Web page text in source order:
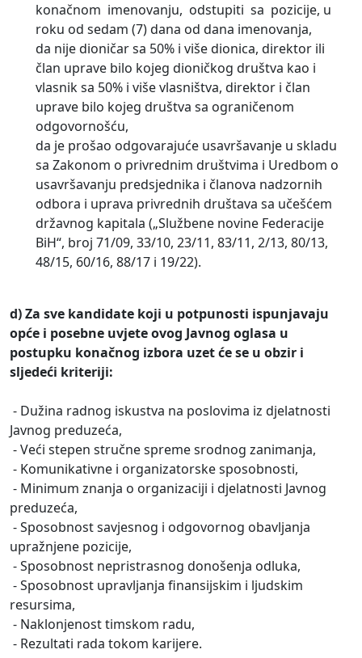
konačnom imenovanju, odstupiti sa pozicije, u
roku od sedam (7) dana od dana imenovanja,
da nije dioničar sa 50% i više dionica, direktor ili
član uprave bilo kojeg dioničkog društva kao i
vlasnik sa 50% i više vlasništva, direktor i član
uprave bilo kojeg društva sa ograničenom
odgovornošću,
da je prošao odgovarajuće usavršavanje u skladu
sa Zakonom o privrednim društvima i Uredbom o
usavršavanju predsjednika i članova nadzornih
odbora i uprava privrednih društava sa učešćem
državnog kapitala („Službene novine Federacije
BiH“, broj 71/09, 33/10, 23/11, 83/11, 2/13, 80/13,
48/15, 60/16, 88/17 i 19/22).
d)Za sve kandidate koji u potpunosti ispunjavaju
opće i posebne uvjete ovog Javnog oglasa u
postupku konačnog izbora uzet će se u obzir i
sljedeći kriteriji:
- Dužina radnog iskustva na poslovima iz djelatnosti
Javnog preduzeća,
- Veći stepen stručne spreme srodnog zanimanja,
- Komunikativne i organizatorske sposobnosti,
- Minimum znanja o organizaciji i djelatnosti Javnog
preduzeća,
- Sposobnost savjesnog i odgovornog obavljanja
upražnjene pozicije,
- Sposobnost nepristrasnog donošenja odluka,
- Sposobnost upravljanja finansijskim i ljudskim
resursima,
- Naklonjenost timskom radu,
- Rezultati rada tokom karijere.